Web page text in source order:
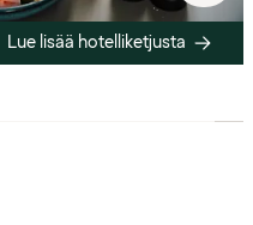
Lue lisää hotelliketjusta